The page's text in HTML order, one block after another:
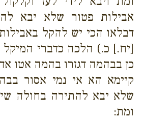
אבילות פטור שלא יבא
דבלאו הכי יש להקל
[יח.] כ.) הלכה כדברי המיקל
כן בבהמה דגזרו בהמה אטו
קיימא הא אי נמי אסור
שלא יבא להתירה בחולה
ומת: